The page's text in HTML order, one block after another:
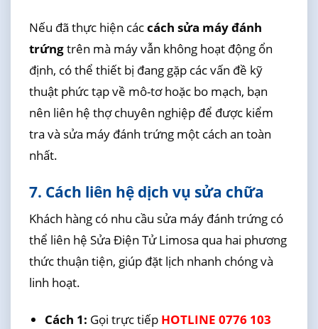
Nếu đã thực hiện cáccách sửa máy đánh
trứngtrên mà máy vẫn không hoạt động ổn
định, có thể thiết bị đang gặp các vấn đề kỹ
thuật phức tạp về mô-tơ hoặc bo mạch, bạn
nên liên hệ thợ chuyên nghiệp để được kiểm
tra và sửa máy đánh trứng một cách an toàn
nhất.
7. Cách liên hệ dịch vụ sửa chữa
Khách hàng có nhu cầu sửa máy đánh trứng có
thể liên hệ Sửa Điện Tử Limosa qua hai phương
thức thuận tiện, giúp đặt lịch nhanh chóng và
linh hoạt.
Cách 1: Gọi trực tiếp HOTLINE 0776 103